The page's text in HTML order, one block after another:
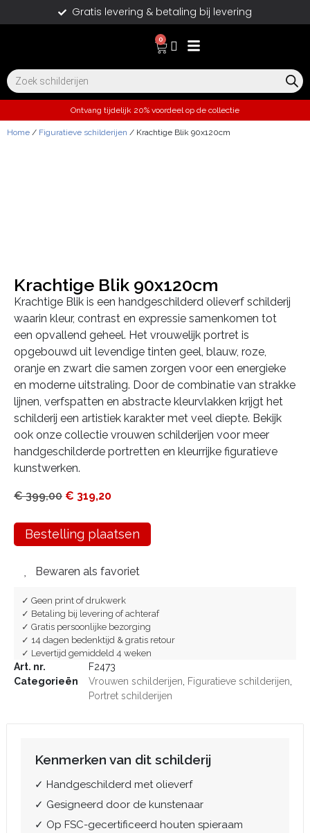
Gratis levering & betaling bij levering
0
Ontvang tijdelijk 20% voordeel op de collectie
Home / Figuratieve schilderijen / Krachtige Blik 90x120cm
Krachtige Blik 90x120cm
Krachtige Blik is een handgeschilderd olieverf schilderij
waarin kleur, contrast en expressie samenkomen tot
een opvallend geheel. Het vrouwelijk portret is
opgebouwd uit levendige tinten geel, blauw, roze,
oranje en zwart die samen zorgen voor een energieke
en moderne uitstraling. Door de combinatie van strakke
lijnen, verfspatten en abstracte kleurvlakken krijgt het
schilderij een artistiek karakter met veel diepte. Bekijk
ook onze collectie vrouwen schilderijen voor meer
handgeschilderde portretten en kleurrijke figuratieve
kunstwerken.
€399,00 € 319,20
Bestelling plaatsen
Bewaren als favoriet
✓ Geen print of drukwerk
✓ Betaling bij levering of achteraf
✓ Gratis persoonlijke bezorging
✓ 14 dagen bedenktijd & gratis retour
✓ Levertijd gemiddeld 4 weken
Art. nr.
F2473
Categorieën
Vrouwen schilderijen Figuratieve schilderijen
Portret schilderijen
Kenmerken van dit schilderij
✓ Handgeschilderd met olieverf
✓ Gesigneerd door de kunstenaar
✓ Op FSC-gecertificeerd houten spieraam